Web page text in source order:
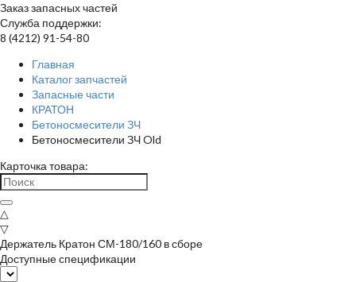
Заказ запасных частей
Служба поддержки:
8 (4212) 91-54-80
Главная
Каталог запчастей
Запасные части
КРАТОН
Бетоносмесители ЗЧ
Бетоносмесители ЗЧ Old
Карточка товара:
△
▽
Держатель Кратон СМ-180/160 в сборе
Доступные спецификации